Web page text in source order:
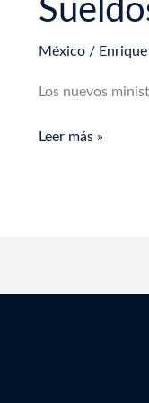
México/
Los nuevos
Leer más »